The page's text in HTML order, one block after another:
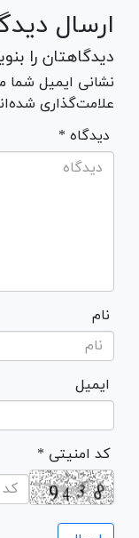
ارسال
دیدگاهتان را
نشانی ایمیل شما
علامت‌گذاری
* دیدگاه
نام
ایمیل
* کد امنیتی